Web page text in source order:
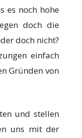
es noch hohe
doch die
doch nicht?
einfach
Gründen von
und stellen
uns mit der